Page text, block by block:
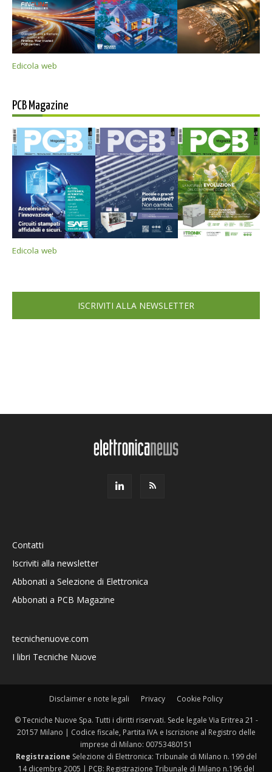
Edicola web
PCB Magazine
Edicola web
ISCRIVITI ALLA NEWSLETTER
Contatti
Iscriviti alla newsletter
Abbonati a Selezione di Elettronica
Abbonati a PCB Magazine
tecnichenuove.com
I libri Tecniche Nuove
Disclaimer e note legali Privacy Cookie Policy
© Tecniche Nuove Spa. Tutti i diritti riservati. Sede legale Via Eritrea 21 -
20157 Milano | Codice fiscale, Partita IVA e Iscrizione al Registro delle
imprese di Milano: 00753480151
Registrazione Selezione di Elettronica: Tribunale di Milano n. 199 del
14 dicembre 2005 | PCB: Registrazione Tribunale di Milano n.196 del